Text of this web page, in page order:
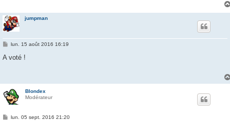
jumpman
M
s
lun. 15 août 2016 16:19
A voté !
Blondex
Modérateur
Mlun. 05 sept. 2016 21:20